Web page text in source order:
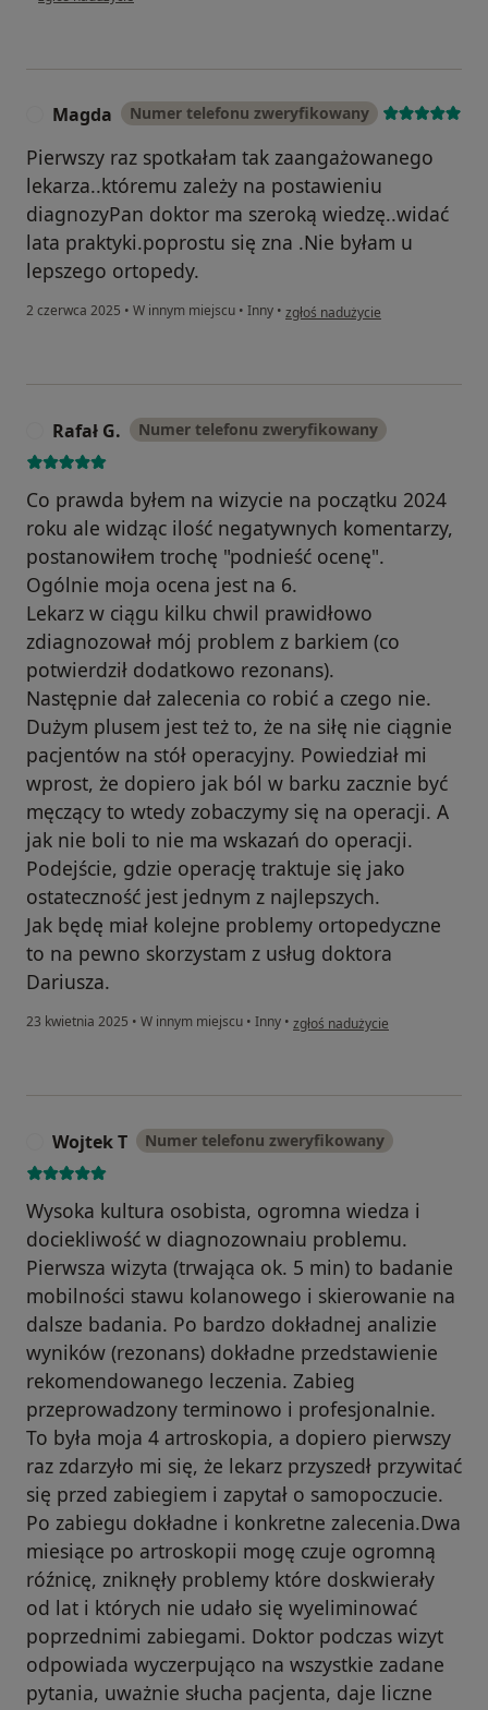
Magda Numer telefonu zweryfikowany
Pierwszy raz spotkałam tak zaangażowanego
lekarza..któremu zależy na postawieniu
diagnozyPan doktor ma szeroką wiedzę..widać
lata praktyki.poprostu się zna .Nie byłam u
lepszego ortopedy.
2 czerwca 2025 • W innym miejscu • Inny • w opinii użytkownika Magda
zgłoś nadużycie
Rafał G. Numer telefonu zweryfikowany
Co prawda byłem na wizycie na początku 2024
roku ale widząc ilość negatywnych komentarzy,
postanowiłem trochę "podnieść ocenę".
Ogólnie moja ocena jest na 6.
Lekarz w ciągu kilku chwil prawidłowo
zdiagnozował mój problem z barkiem (co
potwierdził dodatkowo rezonans).
Następnie dał zalecenia co robić a czego nie.
Dużym plusem jest też to, że na siłę nie ciągnie
pacjentów na stół operacyjny. Powiedział mi
wprost, że dopiero jak ból w barku zacznie być
męczący to wtedy zobaczymy się na operacji. A
jak nie boli to nie ma wskazań do operacji.
Podejście, gdzie operację traktuje się jako
ostateczność jest jednym z najlepszych.
Jak będę miał kolejne problemy ortopedyczne
to na pewno skorzystam z usług doktora
Dariusza.
23 kwietnia 2025 • W innym miejscu • Inny • w opinii użytkownika Rafał G.
zgłoś nadużycie
Wojtek T Numer telefonu zweryfikowany
Wysoka kultura osobista, ogromna wiedza i
dociekliwość w diagnozownaiu problemu.
Pierwsza wizyta (trwająca ok. 5 min) to badanie
mobilności stawu kolanowego i skierowanie na
dalsze badania. Po bardzo dokładnej analizie
wyników (rezonans) dokładne przedstawienie
rekomendowanego leczenia. Zabieg
przeprowadzony terminowo i profesjonalnie.
To była moja 4 artroskopia, a dopiero pierwszy
raz zdarzyło mi się, że lekarz przyszedł przywitać
się przed zabiegiem i zapytał o samopoczucie.
Po zabiegu dokładne i konkretne zalecenia.Dwa
miesiące po artroskopii mogę czuje ogromną
róźnicę, zniknęły problemy które doskwierały
od lat i których nie udało się wyeliminować
poprzednimi zabiegami. Doktor podczas wizyt
odpowiada wyczerpująco na wszystkie zadane
pytania, uważnie słucha pacjenta, daje liczne